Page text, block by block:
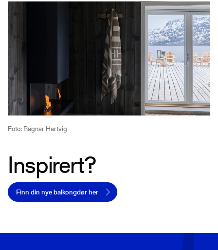
Foto: Ragnar Hartvig
Inspirert?
Finn din nye balkongdør her